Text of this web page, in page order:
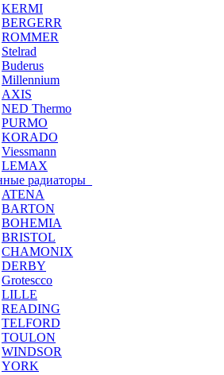
KERMI
BERGERR
ROMMER
Stelrad
Buderus
Millennium
AXIS
NED Thermo
PURMO
KORADO
Viessmann
LEMAX
радиаторы
ATENA
BARTON
BOHEMIA
BRISTOL
CHAMONIX
DERBY
Grotescco
LILLE
READING
TELFORD
TOULON
WINDSOR
YORK